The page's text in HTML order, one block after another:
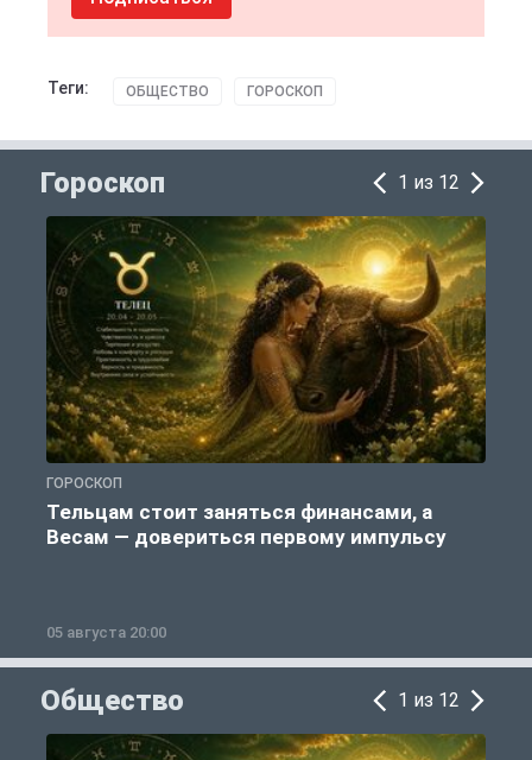
Теги: ОБЩЕСТВО ГОРОСКОП
Гороскоп 1 из 12
ГОРОСКОП
Тельцам стоит заняться финансами, а
Весам — довериться первому импульсу
05 августа 20:00
Общество 1 из 12